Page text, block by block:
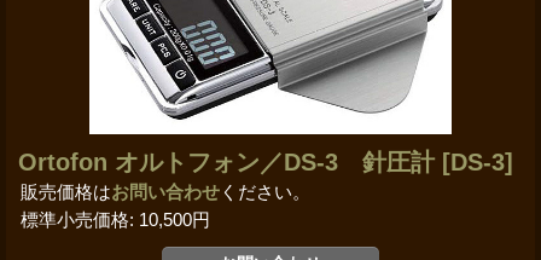
Ortofon オルトフォン／DS-3 針圧計 [DS-3]
販売価格はお問い合わせ ください。
標準小売価格: 10,500円